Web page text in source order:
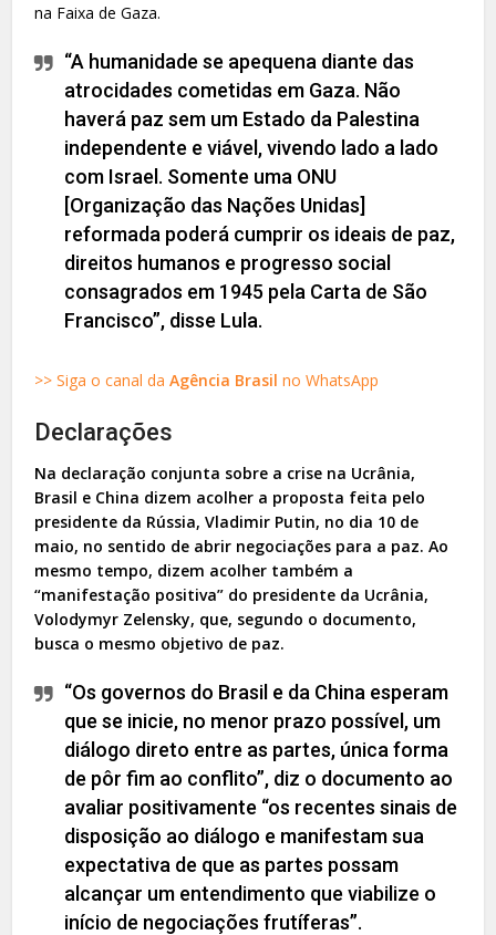
na Faixa de Gaza.
“A humanidade se apequena diante das
atrocidades cometidas em Gaza. Não
haverá paz sem um Estado da Palestina
independente e viável, vivendo lado a lado
com Israel. Somente uma ONU
[Organização das Nações Unidas]
reformada poderá cumprir os ideais de paz,
direitos humanos e progresso social
consagrados em 1945 pela Carta de São
Francisco”, disse Lula.
>> Siga o canal daAgência Brasilno WhatsApp
Declarações
Na declaração conjunta sobre a crise na Ucrânia,
Brasil e China dizem acolher a proposta feita pelo
presidente da Rússia, Vladimir Putin, no dia 10 de
maio, no sentido de abrir negociações para a paz. Ao
mesmo tempo, dizem acolher também a
“manifestação positiva” do presidente da Ucrânia,
Volodymyr Zelensky, que, segundo o documento,
busca o mesmo objetivo de paz.
“Os governos do Brasil e da China esperam
que se inicie, no menor prazo possível, um
diálogo direto entre as partes, única forma
de pôr fim ao conflito”, diz o documento ao
avaliar positivamente “os recentes sinais de
disposição ao diálogo e manifestam sua
expectativa de que as partes possam
alcançar um entendimento que viabilize o
início de negociações frutíferas”.